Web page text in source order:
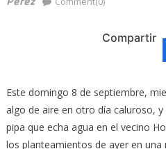
Compartir
Este domingo 8 de septiembre,
algo de aire en otro día caluroso,
pipa que echa agua en el vecino
los planteamientos de ayer en una